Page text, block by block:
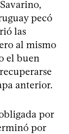
pecó
las
al mismo
el buen
anterior.
por
por